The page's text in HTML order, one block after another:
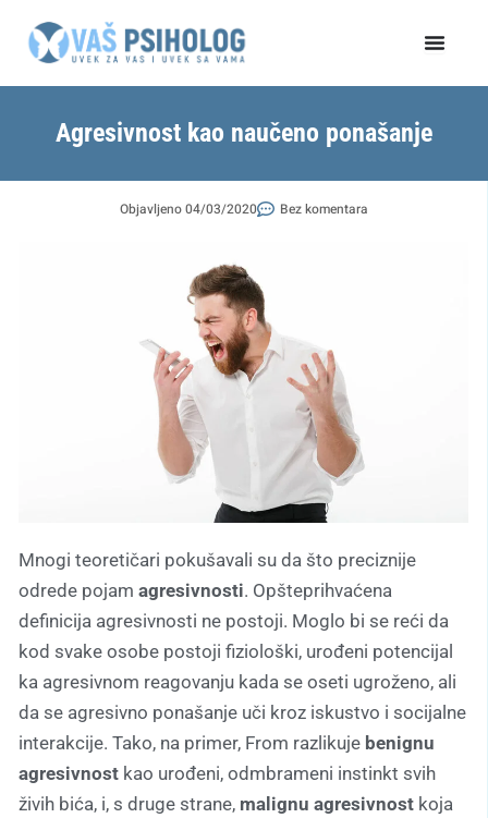
Agresivnost kao naučeno ponašanje
Objavljeno04/03/2020 Bez komentara
Mnogi teoretičari pokušavali su da što preciznije
odrede pojam agresivnosti. Opšteprihvaćena
definicija agresivnosti ne postoji. Moglo bi se reći da
kod svake osobe postoji fiziološki, urođeni potencijal
ka agresivnom reagovanju kada se oseti ugroženo, ali
da se agresivno ponašanje uči kroz iskustvo i socijalne
interakcije. Tako, na primer, From razlikuje benignu
agresivnost kao urođeni, odmbrameni instinkt svih
živih bića, i, s druge strane, malignu agresivnost koja